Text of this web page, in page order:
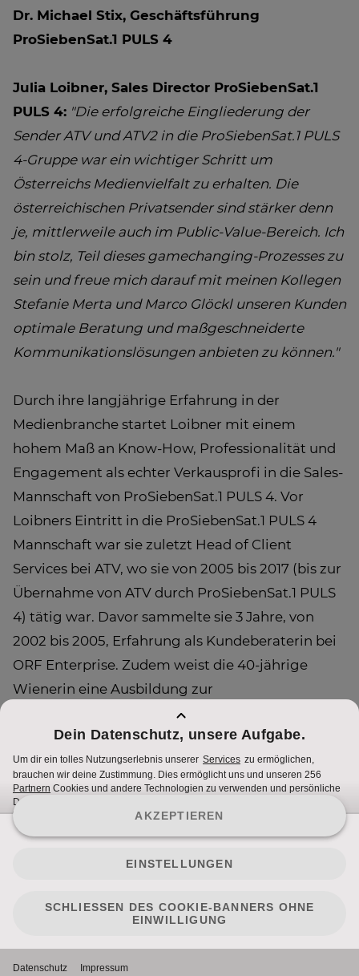
Dr. Michael Stix, Geschäftsführung
ProSiebenSat.1 PULS 4
Julia Loibner, Sales Director ProSiebenSat.1
PULS 4: "Die erfolgreiche Eingliederung der
Sender ATV und ATV2 in die ProSiebenSat.1 PULS
4-Gruppe war ein wichtiger Schritt um
Österreichs Medienvielfalt zu erhalten. Die
österreichischen Privatsender sind stärker denn
je, mittlerweile auch im Public-Value-Bereich. Ich
bin stolz, Teil dieses gamechanging-Prozesses zu
sein und freue mich darauf mit meinen Kollegen
Stefanie Merta und Marco Glöckl unseren Kunden
optimale Beratung und maßgeschneiderte
Kommunikationslösungen anbieten zu können."
Durch ihre langjährige Erfahrung in der
Medienbranche startet Loibner mit einem
hohem Maß an Know-How, Professionalität und
Engagement als echter Verkausprofi in die Sales-
Mannschaft von ProSiebenSat.1 PULS 4. Vor
Loibners Eintritt in die ProSiebenSat.1 PULS 4
Mannschaft war sie zuletzt Head of Client
Services bei ATV, wo sie von 2005 bis 2017 (bis zur
Übernahme von ATV durch ProSiebenSat.1 PULS
4) tätig war. Davor sammelte sie 3 Jahre, von
2002 bis 2005, Erfahrung als Kundeberaterin bei
ORF Enterprise. Zudem weist die 40-jährige
Wienerin eine Ausbildung zur
Kommunikationsmanagerin an der
Werbeakademie vor.
Nutzungsbedingungen
Cookie Hinweise
Impressum
2023 - ProSiebenSat.1 PULS 4. All rights reserved.